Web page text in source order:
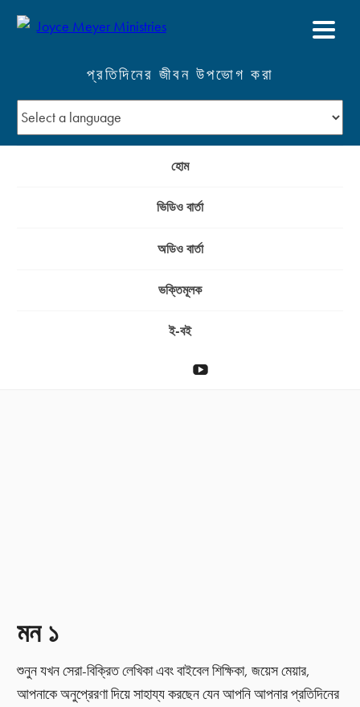
প্রতিদিনের জীবন উপভোগ করা
হোম
ভিডিও বার্তা
অডিও বার্তা
ভক্তিমূলক
ই-বই
YouTube
মন ১
শুনুন যখন সেরা-বিক্রিত লেখিকা এবং বাইবেল শিক্ষিকা, জয়েস মেয়ার,
আপনাকে অনুপ্রেরণা দিয়ে সাহায্য করছেন যেন আপনি আপনার প্রতিদিনের